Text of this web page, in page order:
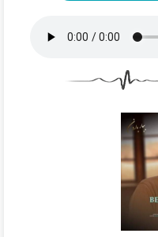
داره قصه ات
کارو بارم
ندارم
به خدا صدامون
قلبی غم نباشه
چی رو میدیم
کهنه پنهونه
نمیمونه
میشه دلامون
به خدا صدامون
باز شه